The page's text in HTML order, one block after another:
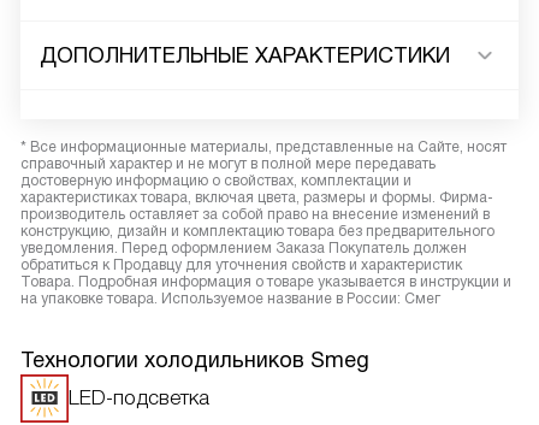
ДОПОЛНИТЕЛЬНЫЕ ХАРАКТЕРИСТИКИ
* Все информационные материалы, представленные на Сайте, носят
справочный характер и не могут в полной мере передавать
достоверную информацию о свойствах, комплектации и
характеристиках товара, включая цвета, размеры и формы. Фирма-
производитель оставляет за собой право на внесение изменений в
конструкцию, дизайн и комплектацию товара без предварительного
уведомления. Перед оформлением Заказа Покупатель должен
обратиться к Продавцу для уточнения свойств и характеристик
Товара. Подробная информация о товаре указывается в инструкции и
на упаковке товара. Используемое название в России: Смег
Технологии холодильников Smeg
LED-подсветка